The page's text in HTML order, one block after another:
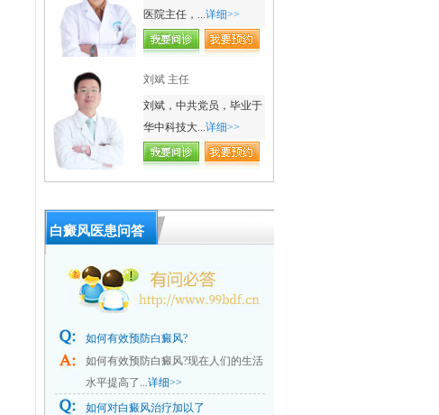
医院主任，...详细>>
刘斌 主任
刘斌，中共党员，毕业于
华中科技大...详细>>
白癜风医患问答
如何有效预防白癜风?
如何有效预防白癜风?现在人们的生活
水平提高了...详细>>
如何对白癜风治疗加以了